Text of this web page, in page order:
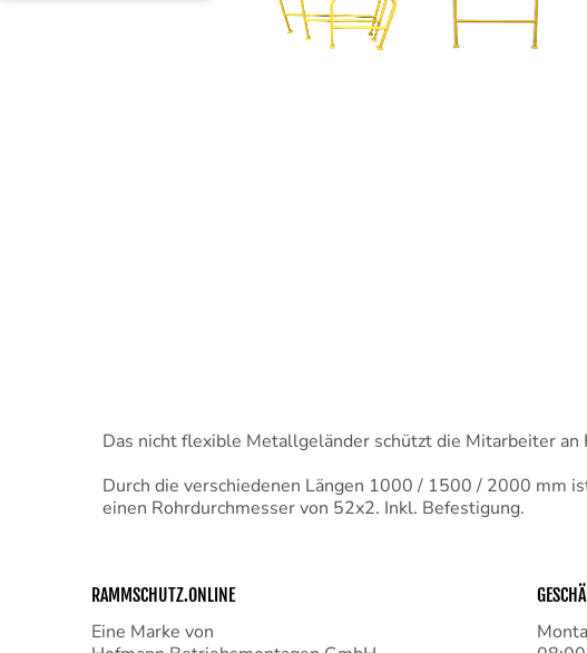
Das nicht flexible Metallgeländer schützt die Mitarbeiter
Durch die verschiedenen Längen 1000 / 1500 / 2000 mm
einen Rohrdurchmesser von 52x2. Inkl. Befestigung.
RAMMSCHUTZ.ONLINE
Eine Marke von